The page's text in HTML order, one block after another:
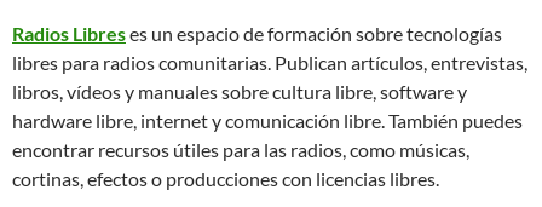
Radios Libreses un espacio de formación sobre tecnologías
libres para radios comunitarias. Publican artículos, entrevistas,
libros, vídeos y manuales sobre cultura libre, software y
hardware libre, internet y comunicación libre. También puedes
encontrar recursos útiles para las radios, como músicas,
cortinas, efectos o producciones con licencias libres.